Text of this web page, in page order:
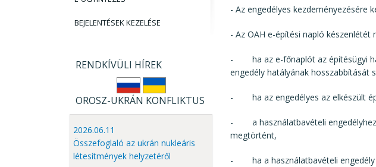
BEJELENTÉSEK KEZELÉSE
RENDKÍVÜLI HÍREK
OROSZ-UKRÁN KONFLIKTUS
2026.06.11
Összefoglaló az ukrán nukleáris
létesítmények helyzetéről
- Az engedélyes kezdeményezésére
- Az OAH e-építési napló készenlétét
- ha az e-főnaplót az építésügyi
engedély hatályának hosszabbítását
- ha az engedélyes az elkészült
- a használatbavételi engedélyhez
megtörtént,
- ha a használatbavételi engedély